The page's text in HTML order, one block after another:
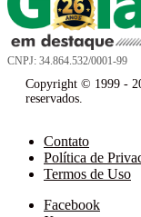
CNPJ: 34.864.532/0001-99
Copyright © 1999 -
reservados.
Contato
Política de
Termos de Uso
Facebook